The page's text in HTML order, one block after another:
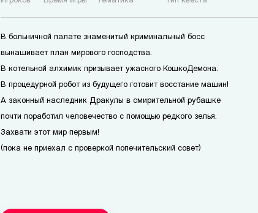
В больничной палате знаменитый криминальный босс
вынашивает план мирового господства.
В котельной алхимик призывает ужасного КошкоДемона.
В процедурной робот из будущего готовит восстание машин!
А законный наследник Дракулы в смирительной рубашке
почти поработил человечество с помощью редкого зелья.
Захвати этот мир первым!
(пока не приехал с проверкой попечительский совет)